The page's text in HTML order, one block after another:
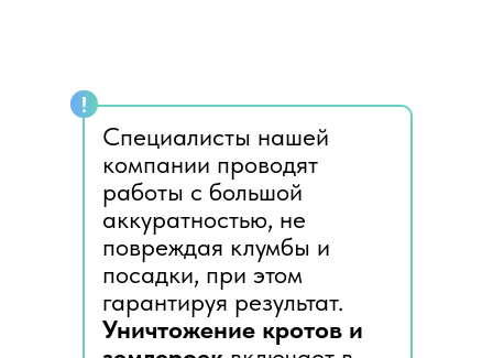
Специалисты нашей
компании проводят
работы с большой
аккуратностью, не
повреждая клумбы и
посадки, при этом
гарантируя результат.
Уничтожение кротов и
!